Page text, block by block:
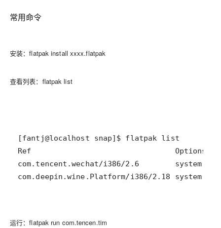
常用命令
安装：flatpak install xxxx.flatpak
查看列表：flatpak list
com.deepin.wine.Platform/i386/2.18
运行：flatpak run com.tencen.tim